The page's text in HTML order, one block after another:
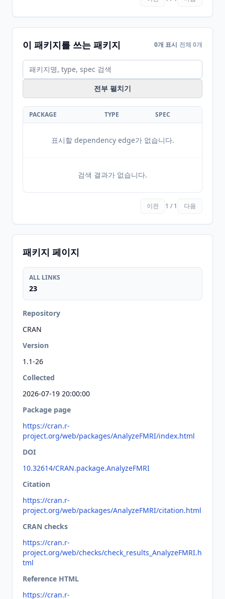
이 패키지를 쓰는 패키지 0개 표시 전체 0개
전부 펼치기
PACKAGE TYPE SPEC
표시할 dependency edge가 없습니다.
검색 결과가 없습니다.
이전 1 / 1 다음
패키지 페이지
ALL LINKS
23
Repository
CRAN
Version
1.1-26
Collected
2026-07-19 20:00:00
Package page
https://cran.r-
project.org/web/packages/AnalyzeFMRI/index.html
DOI
10.32614/CRAN.package.AnalyzeFMRI
Citation
https://cran.r-
project.org/web/packages/AnalyzeFMRI/citation.html
CRAN checks
https://cran.r-
project.org/web/checks/check_results_AnalyzeFMRI.h
tml
Reference HTML
https://cran.r-